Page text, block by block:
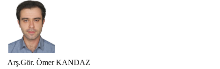
Arş.Gör. Ömer KANDAZ